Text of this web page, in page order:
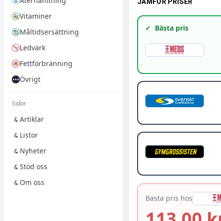
Vitaminer
Måltidsersättning
Ledvärk
Fettförbränning
Övrigt
Sidor
Artiklar
Listor
Nyheter
Stöd oss
Om oss
✓ Bästa pris
Bästa pris hos